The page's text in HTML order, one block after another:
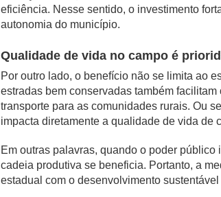
eficiência. Nesse sentido, o investimento
autonomia do município.
Qualidade de vida no campo é
Por outro lado, o benefício não se limita ao
estradas bem conservadas também
transporte para as comunidades rurais. Ou
impacta diretamente a qualidade de vida de
Em outras palavras, quando o poder público
cadeia produtiva se beneficia. Portanto, a
estadual com o desenvolvimento